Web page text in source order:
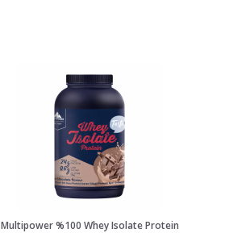
Multipower %100 Whey Isolate Protein